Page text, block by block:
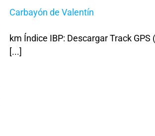
Carbayón de Valentín
km Índice IBP: Descargar Track
[...]